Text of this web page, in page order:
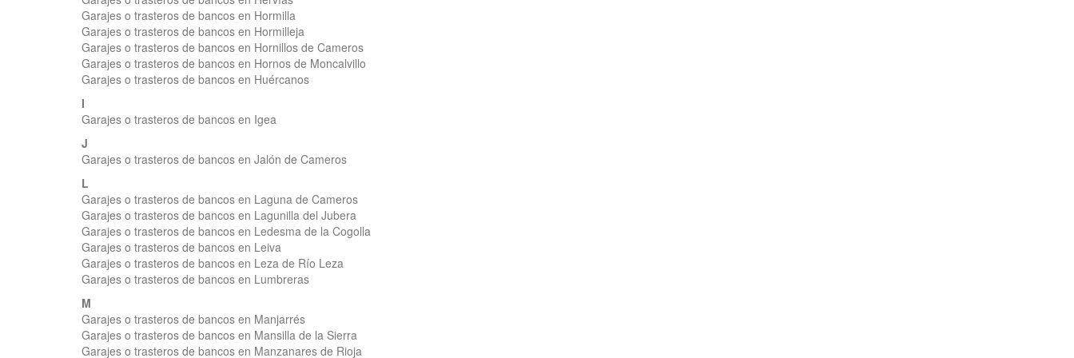
Garajes o trasteros de bancos en Hormilla
Garajes o trasteros de bancos en Hormilleja
Garajes o trasteros de bancos en Hornillos de Cameros
Garajes o trasteros de bancos en Hornos de Moncalvillo
Garajes o trasteros de bancos en Huércanos
I
Garajes o trasteros de bancos en Igea
J
Garajes o trasteros de bancos en Jalón de Cameros
L
Garajes o trasteros de bancos en Laguna de Cameros
Garajes o trasteros de bancos en Lagunilla del Jubera
Garajes o trasteros de bancos en Ledesma de la Cogolla
Garajes o trasteros de bancos en Leiva
Garajes o trasteros de bancos en Leza de Río Leza
Garajes o trasteros de bancos en Lumbreras
M
Garajes o trasteros de bancos en Manjarrés
Garajes o trasteros de bancos en Mansilla de la Sierra
Garajes o trasteros de bancos en Manzanares de Rioja